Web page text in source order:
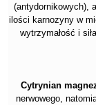
(antydornikowych),
ilości karnozyny w
wytrzymałość i
Cytrynian
nerwowego,